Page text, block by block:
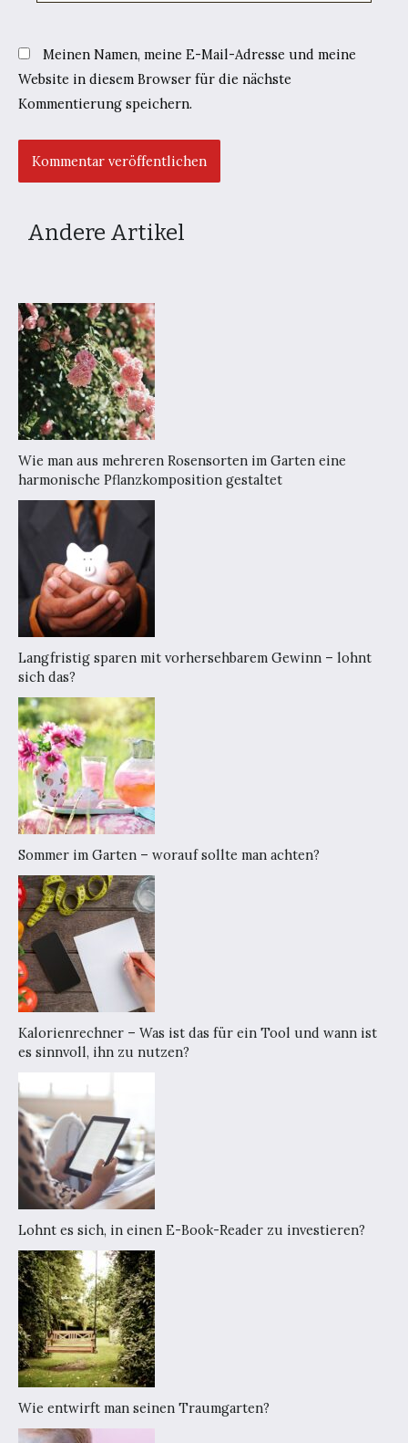
Meinen Namen, meine E-Mail-Adresse und meine
Website in diesem Browser für die nächste
Kommentierung speichern.
Andere Artikel
Wie man aus mehreren Rosensorten im Garten eine
harmonische Pflanzkomposition gestaltet
Langfristig sparen mit vorhersehbarem Gewinn – lohnt
sich das?
Sommer im Garten – worauf sollte man achten?
Kalorienrechner – Was ist das für ein Tool und wann ist
es sinnvoll, ihn zu nutzen?
Lohnt es sich, in einen E-Book-Reader zu investieren?
Wie entwirft man seinen Traumgarten?